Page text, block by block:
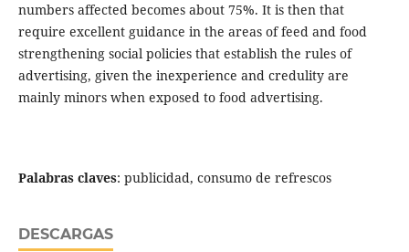
numbers affected becomes about 75%. It is then that
require excellent guidance in the areas of feed and food
strengthening social policies that establish the rules of
advertising, given the inexperience and credulity are
mainly minors when exposed to food advertising.
Palabras claves: publicidad, consumo de refrescos
DESCARGAS